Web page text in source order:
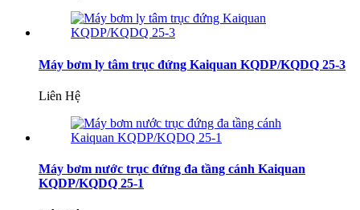
Máy bơm ly tâm trục đứng Kaiquan KQDP/KQDQ 25-3
Liên Hệ
Máy bơm nước trục đứng đa tầng cánh Kaiquan
KQDP/KQDQ 25-1